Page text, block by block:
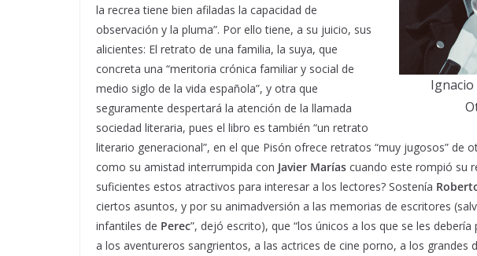
la recrea tiene bien afiladas la capacidad de
observación y la pluma”. Por ello tiene, a su juicio, sus
alicientes: El retrato de una familia, la suya, que
concreta una “meritoria crónica familiar y social de
medio siglo de la vida española”, y otra que
seguramente despertará la atención de la llamada
sociedad literaria, pues el libro es también “un retrato
literario generacional”, en el que Pisón ofrece retratos “muy jugosos” de
como su amistad interrumpida con Javier Marías cuando este rompió su
suficientes estos atractivos para interesar a los lectores? Sostenía
ciertos asuntos, y por su animadversión a las memorias de escritores
infantiles de Perec”, dejó escrito), que “los únicos a los que se les
a los aventureros sangrientos, a las actrices de cine porno, a los grandes